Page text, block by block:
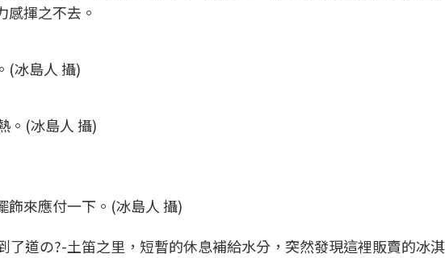
感揮之不去。
(冰島人 攝)
。(冰島人 攝)
來應付一下。(冰島人 攝)
了道の?-土笛之里，短暫的休息補給水分，突然發現這裡販賣的冰淇